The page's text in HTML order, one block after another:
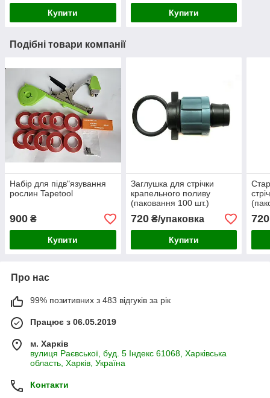
Купити Купити
Подібні товари компанії
Набір для підв"язування
рослин Tapetool
900 ₴
Купити
Заглушка для стрічки
крапельного поливу
(паковання 100 шт.)
720₴/упаковка
Купити
720
Про нас
99% позитивних з 483 відгуків за рік
Працює з 06.05.2019
м. Харків
вулиця Раєвської, буд. 5 Індекс 61068, Харківська
область, Харків, Україна
Контакти